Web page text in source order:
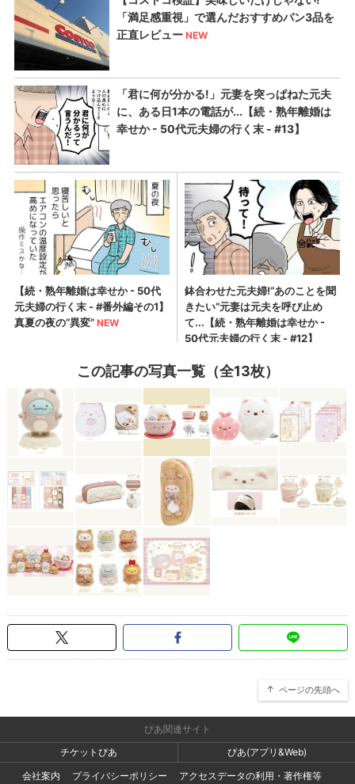
この記事の写真一覧（全13枚）
ページの先頭へ
ぴあ関連サイト
チケットぴあ
ぴあ(アプリ&Web)
会社案内
プライバシーポリシー アクセスデータの利用・著作権等